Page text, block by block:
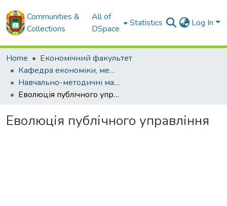
Communities &
Collections
All of
DSpace
Statistics Log In
Home
Економічний факультет
Кафедра економіки, менеджменту та комерційної діяльності
Навчально-методичні матеріали кафедри ЕМ та КД
Еволюція публічного управління
Еволюція публічного управління